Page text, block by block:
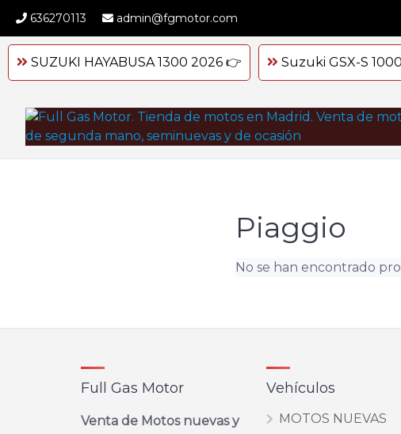
636270113 admin@fgmotor.com
SUZUKI HAYABUSA 1300 2026 👉 Suzuki GSX-S
Skip
content
Piaggio
No se han encontrado
Full Gas Motor
Venta de Motos nuevas y
Vehículos
MOTOS NUEVAS